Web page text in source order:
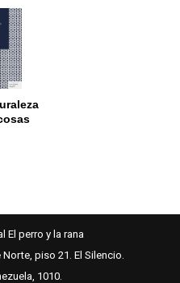
El perro y la rana
piso 21. El Silencio.
1010.